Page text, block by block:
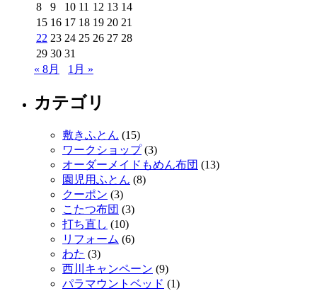
8
9 10 11 12 13 14
15 16 17 18 19 20 21
22 23 24 25 26 27 28
29 30 31
« 8月
1月 »
カテゴリ
敷きふとん (15)
ワークショップ(3)
オーダーメイドもめん布団 (13)
園児用ふとん (8)
クーポン (3)
こたつ布団 (3)
打ち直し (10)
リフォーム (6)
わた (3)
西川キャンペーン (9)
パラマウントベッド (1)